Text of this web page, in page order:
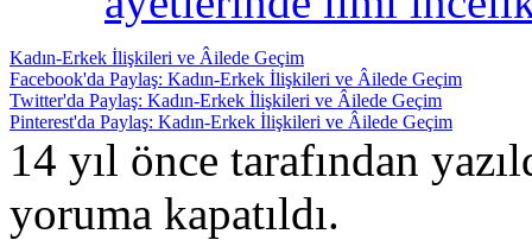
Kadın-Erkek İlişkileri ve Âilede Geçim
Facebook'da Paylaş: Kadın-Erkek İlişkileri ve Âilede Geçim
Twitter'da Paylaş: Kadın-Erkek İlişkileri ve Âilede Geçim
Pinterest'da Paylaş: Kadın-Erkek İlişkileri ve Âilede Geçim
14 yıl önce tarafından
yoruma kapatıldı.